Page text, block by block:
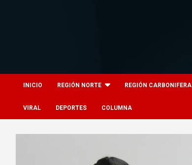
INICIO REGIÓN NORTE REGIÓN CARBONIFERA
VIRAL DEPORTES COLUMNA